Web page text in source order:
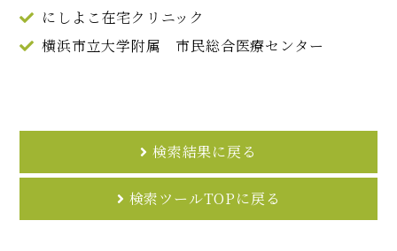
にしよこ在宅クリニック
横浜市立大学附属 市民総合医療センター
検索結果に戻る
検索ツールTOPに戻る